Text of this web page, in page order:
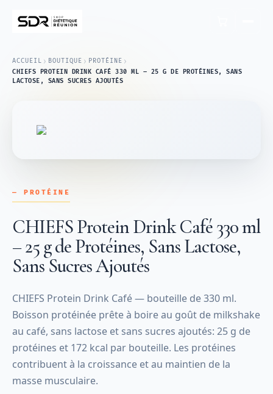
ACCUEIL › BOUTIQUE › PROTÉINE ›
CHIEFS PROTEIN DRINK CAFÉ 330 ML – 25 G DE PROTÉINES, SANS
LACTOSE, SANS SUCRES AJOUTÉS
— PROTÉINE
CHIEFS Protein Drink Café 330 ml
– 25 g de Protéines, Sans Lactose,
Sans Sucres Ajoutés
CHIEFS Protein Drink Café — bouteille de 330 ml.
Boisson protéinée prête à boire au goût de milkshake
au café, sans lactose et sans sucres ajoutés: 25 g de
protéines et 172 kcal par bouteille. Les protéines
contribuent à la croissance et au maintien de la
masse musculaire.